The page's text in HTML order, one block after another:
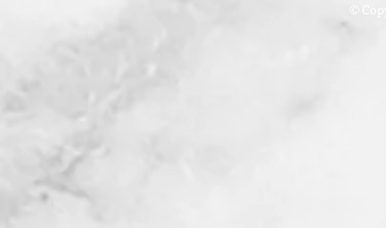
©